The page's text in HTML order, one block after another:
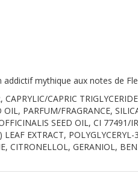
mythique aux notes de
CAPRIC
PARFUM/FRAGRANCE,
SEED OIL, CI 77491/
EXTRACT,
CITRONELLOL, GERANIOL,